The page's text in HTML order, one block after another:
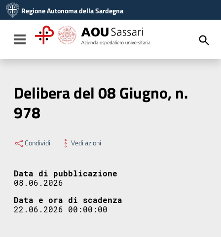
Vai al menu di navigazione
Vai al footer
Regione Autonoma della Sardegna
Toggle navigation
Delibera del 08 Giugno, n.
978
Condividi Vedi azioni
Data di pubblicazione
08.06.2026
Data e ora di scadenza
22.06.2026 00:00:00